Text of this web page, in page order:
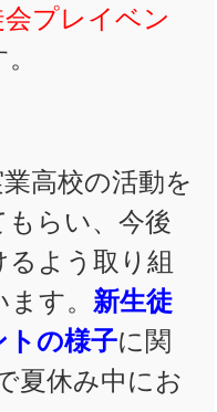
会プレイベン
高校の活動を
らい、今後
よう取り組
す。 新生徒
トの様子に関
夏休み中にお